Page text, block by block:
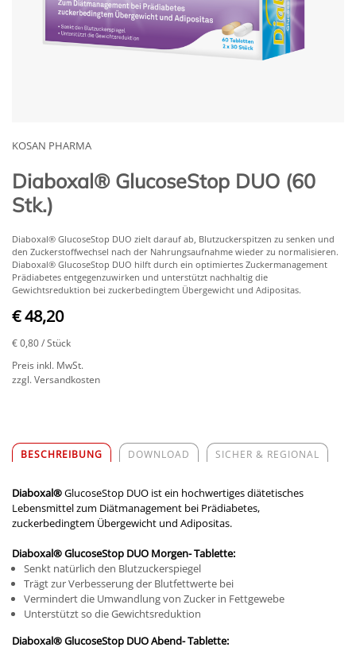
KOSAN PHARMA
Diaboxal® GlucoseStop DUO (60
Stk.)
Diaboxal® GlucoseStop DUO zielt darauf ab, Blutzuckerspitzen zu senken und
den Zuckerstoffwechsel nach der Nahrungsaufnahme wieder zu normalisieren.
Diaboxal® GlucoseStop DUO hilft durch ein optimiertes Zuckermanagement
Prädiabetes entgegenzuwirken und unterstützt nachhaltig die
Gewichtsreduktion bei zuckerbedingtem Übergewicht und Adipositas.
€ 48,20
€ 0,80/ Stück
Preis inkl. MwSt.
zzgl. Versandkosten
BESCHREIBUNG DOWNLOAD SICHER & REGIONAL
Diaboxal®GlucoseStop DUO ist ein hochwertiges diätetisches
Lebensmittel zum Diätmanagement bei Prädiabetes,
zuckerbedingtem Übergewicht und Adipositas.
Diaboxal®GlucoseStop DUO Morgen- Tablette:
Senkt natürlich den Blutzuckerspiegel
Trägt zur Verbesserung der Blutfettwerte bei
Vermindert die Umwandlung von Zucker in Fettgewebe
Unterstützt so die Gewichtsreduktion
Diaboxal®GlucoseStop DUO Abend- Tablette: